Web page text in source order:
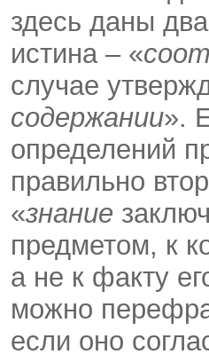
здесь даны
истина – «
случае
содержании».
определений
правильно
«знание
предметом, к
а не к факту
можно
если оно